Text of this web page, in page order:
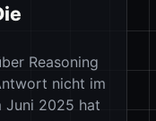
Reasoning
nicht im
Juni 2025 hat